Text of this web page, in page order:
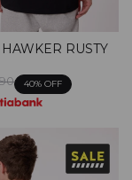
RUSTY
40